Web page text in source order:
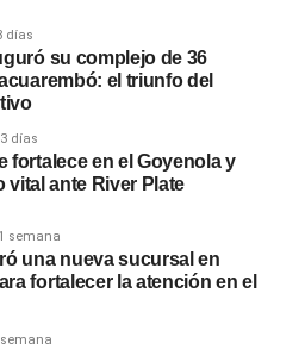
días
su complejo de 36
el triunfo del
días
fortalece en el Goyenola y
vital ante River Plate
semana
una nueva sucursal en
fortalecer la atención en el